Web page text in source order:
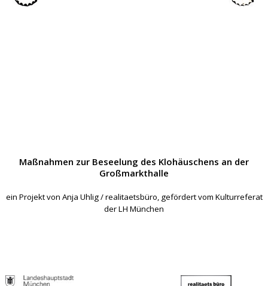
Maßnahmen zur Beseelung des Klohäuschens an der
Großmarkthalle
ein Projekt von Anja Uhlig / realitaetsbüro, gefördert vom Kulturreferat
der LH München